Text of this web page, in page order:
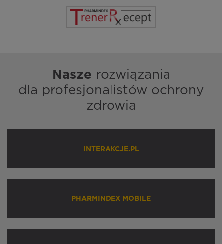
Nasze rozwiązania
dla profesjonalistów ochrony
zdrowia
INTERAKCJE.PL
PHARMINDEX MOBILE